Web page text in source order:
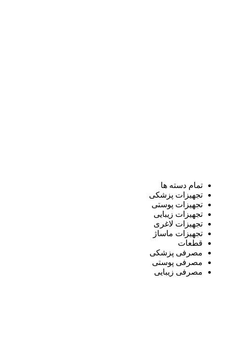
تمام دسته ها
تجهیزات پزشکی
تجهیزات پوستی
تجهیزات زیبایی
تجهیزات لاغری
تجهیزات ماساژ
قطعات
مصرفی پزشکی
مصرفی پوستی
مصرفی زیبایی